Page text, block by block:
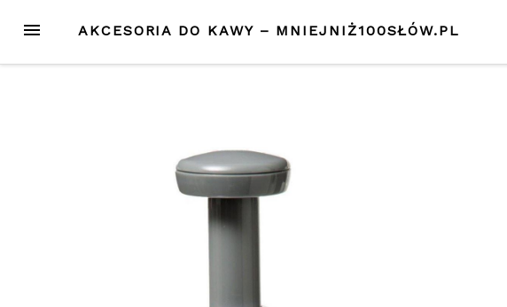
treści
MENU AKCESORIA DO KAWY – MNIEJNIŻ100SŁÓW.PL